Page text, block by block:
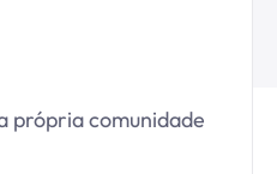
própria comunidade